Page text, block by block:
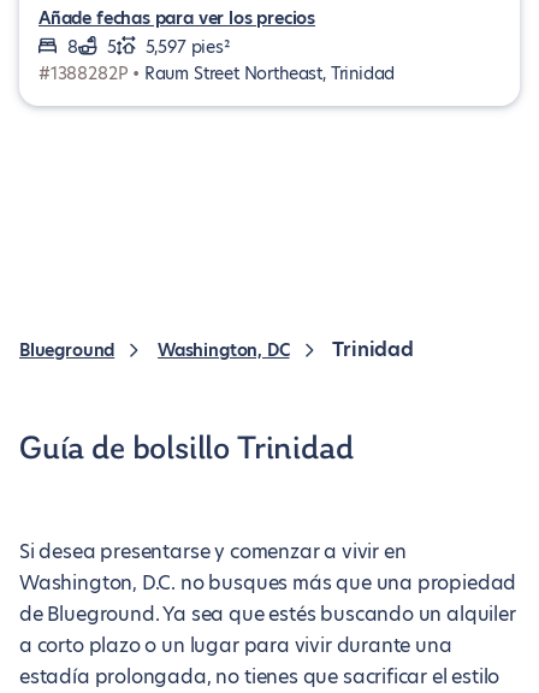
Añade fechas para ver los precios
8
5
5,597 pies²
#1388282P • Raum Street Northeast, Trinidad
Blueground Washington, DC Trinidad
Guía de bolsillo Trinidad
Si desea presentarse y comenzar a vivir en
Washington, D.C. no busques más que una propiedad
de Blueground. Ya sea que estés buscando un alquiler
a corto plazo o un lugar para vivir durante una
estadía prolongada, no tienes que sacrificar el estilo